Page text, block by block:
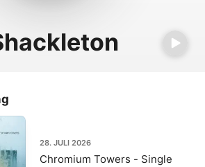
28. JULI 2026
Chromium Towers - Single